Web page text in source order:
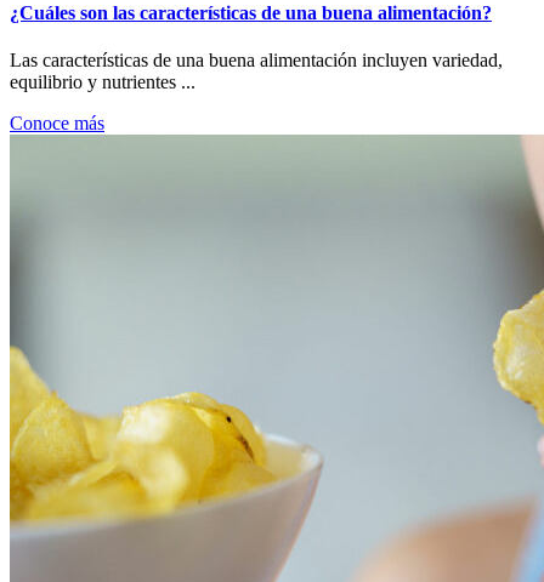
¿Cuáles son las características de una buena alimentación?
Las características de una buena alimentación incluyen variedad,
equilibrio y nutrientes ...
Conoce más